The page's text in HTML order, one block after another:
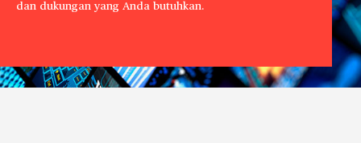
dan dukungan yang Anda butuhkan.